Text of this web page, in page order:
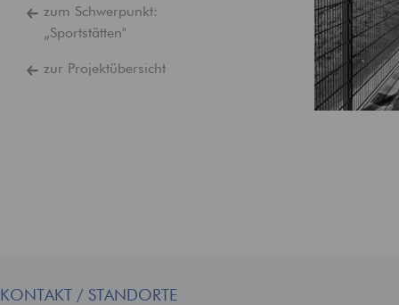
zum Schwerpunkt:
„Sportstätten"
zur Projektübersicht
KONTAKT / STANDORTE